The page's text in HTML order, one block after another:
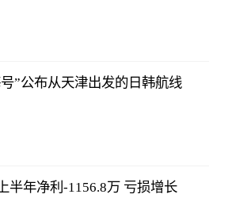
”公布从天津出发的日韩航线
半年净利-1156.8万 亏损增长